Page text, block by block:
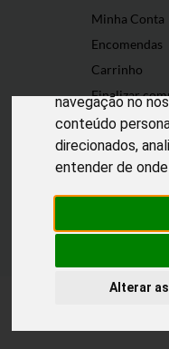
O nosso
medição para
navegação no
conteúdo
direcionados,
entender de
Alterar
Minha Conta
Encomendas
Carrinho
Finalizar
@2022